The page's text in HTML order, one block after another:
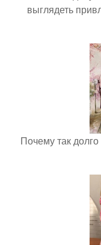
выглядеть
Почему так